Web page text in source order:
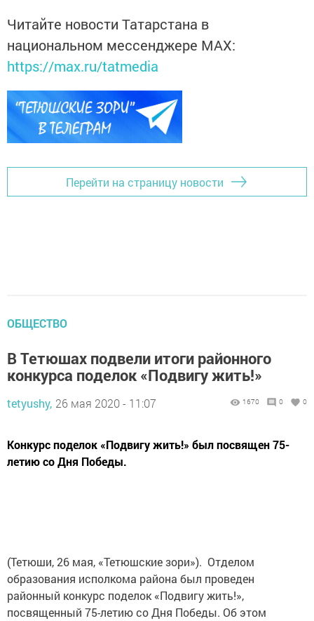
Читайте новости Татарстана в
национальном мессенджере MАХ:
https://max.ru/tatmedia
Перейти на страницу новости
ОБЩЕСТВО
В Тетюшах подвели итоги районного
конкурса поделок «Подвигу жить!»
tetyushy, 26 мая 2020 - 11:07 1670 0 0
Конкурс поделок «Подвигу жить!» был посвящен 75-
летию со Дня Победы.
(Тетюши, 26 мая, «Тетюшские зори»). Отделом
образования исполкома района был проведен
районный конкурс поделок «Подвигу жить!»,
посвященный 75-летию со Дня Победы. Об этом